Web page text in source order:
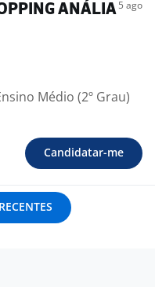
ANÁLIA 5 ago
Médio (2º Grau)
Candidatar-me